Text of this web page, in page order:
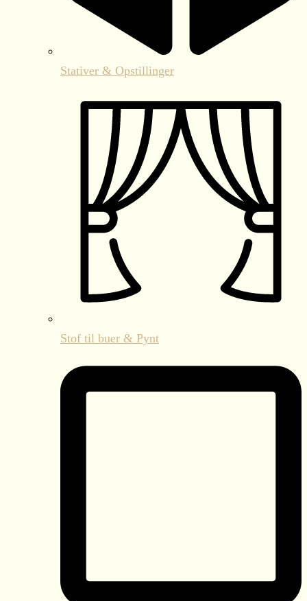
Stativer & Opstillinger
Stof til buer & Pynt